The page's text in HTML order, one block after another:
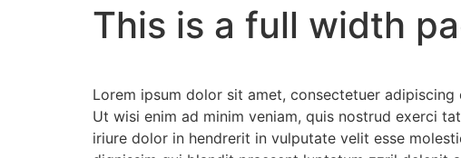
This is a full width
Lorem ipsum dolor sit amet, consectetuer
Ut wisi enim ad minim veniam, quis nostrud exerci
iriure dolor in hendrerit in vulputate velit esse